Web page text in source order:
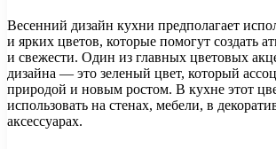
Весенний дизайн кухни предполагает
и ярких цветов, которые помогут создать
и свежести. Один из главных цветовых
дизайна — это зеленый цвет, который
природой и новым ростом. В кухне этот
использовать на стенах, мебели, в
аксессуарах.